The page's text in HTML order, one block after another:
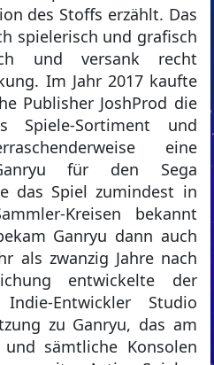
des Stoffs erzählt. Das
spielerisch und grafisch
und versank recht
Im Jahr 2017 kaufte
Publisher JoshProd die
Spiele-Sortiment und
eine
für den Sega
das Spiel zumindest in
Kreisen bekannt
Ganryu dann auch
als zwanzig Jahre nach
entwickelte der
Entwickler Studio
zu Ganryu, das am
sämtliche Konsolen